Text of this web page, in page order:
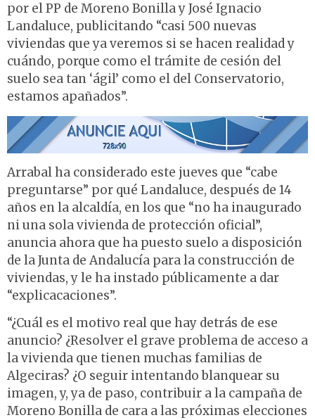
por el PP de Moreno Bonilla y José Ignacio
Landaluce, publicitando “casi 500 nuevas
viviendas que ya veremos si se hacen realidad y
cuándo, porque como el trámite de cesión del
suelo sea tan ‘ágil’ como el del Conservatorio,
estamos apañados”.
Arrabal ha considerado este jueves que “cabe
preguntarse” por qué Landaluce, después de 14
años en la alcaldía, en los que “no ha inaugurado
ni una sola vivienda de protección oficial”,
anuncia ahora que ha puesto suelo a disposición
de la Junta de Andalucía para la construcción de
viviendas, y le ha instado públicamente a dar
“explicacaciones”.
“¿Cuál es el motivo real que hay detrás de ese
anuncio? ¿Resolver el grave problema de acceso a
la vivienda que tienen muchas familias de
Algeciras? ¿O seguir intentando blanquear su
imagen, y, ya de paso, contribuir a la campaña de
Moreno Bonilla de cara a las próximas elecciones